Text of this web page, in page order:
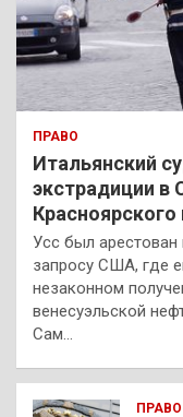
ПРАВО
Итальянский
экстрадиции в
Усс был
запросу США, где
незаконном
венесуэльской
Сам…
ПРАВО